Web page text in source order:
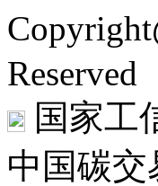
Reserved
国家工
中国碳交